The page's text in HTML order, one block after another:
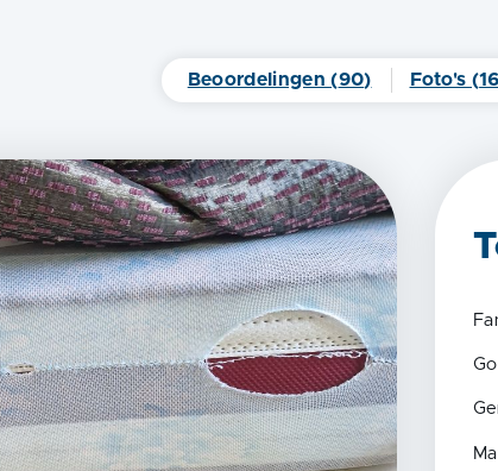
Beoordelingen (90) Foto's (16